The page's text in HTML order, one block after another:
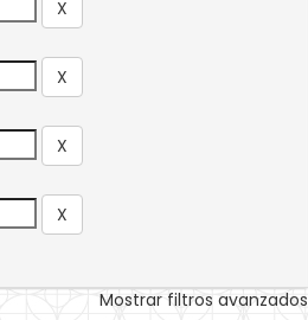
Mostrar filtros avanzados